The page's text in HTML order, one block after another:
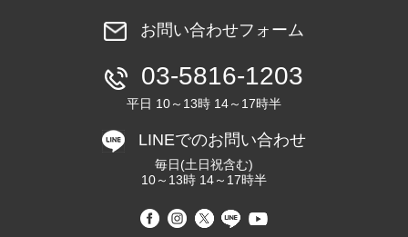
お問い合わせフォーム
03-5816-1203
平日 10～13時 14～17時半
LINEでのお問い合わせ
毎日(土日祝含む)
10～13時 14～17時半